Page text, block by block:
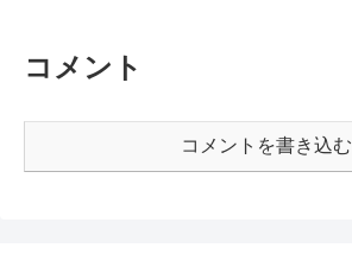
コメント
コメントを書き込む